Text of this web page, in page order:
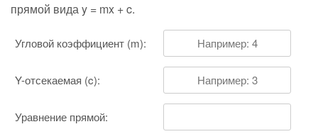
прямой вида y = mx + c.
Угловой коэффициент (m):
Y-отсекаемая (c):
Уравнение прямой: